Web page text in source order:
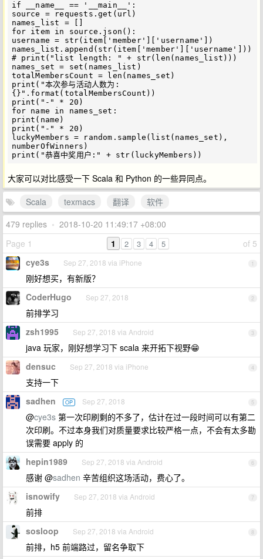
if __name__ == '__main__':
source = requests.get(url)
names_list = []
for item in source.json():
username = str(item['member']['username'])
names_list.append(str(item['member']['username']))
# print("list length: " + str(len(names_list)))
names_set = set(names_list)
totalMembersCount = len(names_set)
print("本次参与活动人数为:
{}".format(totalMembersCount))
print("-" * 20)
for name in names_set:
print(name)
print("-" * 20)
luckyMembers = random.sample(list(names_set),
numberOfWinners)
大家可以对比感受一下 Scala 和 Python 的一些异同点。
Scala
texmacs 翻译
软件
479 replies • 2018-10-20 11:49:17 +08:00
Page 1
of 5
1 2 3 4 5
1
cye3s Sep 27, 2018 via iPhone
刚好想买，有新版？
2
CoderHugo Sep 27, 2018
前排学习
3
zsh1995 Sep 27, 2018 via Android
java 玩家，刚好想学习下 scala 来开拓下视野😁
4
densuc Sep 27, 2018 via iPhone
支持一下
5
sadhen OP Sep 27, 2018
@cye3s 第一次印刷剩的不多了，估计在过一段时间可以有第二
次印刷。不过本身我们对质量要求比较严格一点，不会有太多勘
误需要 apply 的
6
hepin1989 Sep 27, 2018 via Android
感谢 @sadhen 辛苦组织这场活动，费心了。
7
isnowify Sep 27, 2018 via Android
前排
8
sosloop Sep 27, 2018 via Android
前排，h5 前端路过，留名争取下